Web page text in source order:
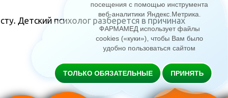
Детский психолог разберется в причинах
посещения с помощью инструмента
веб-аналитики Яндекс.Метрика
ФАРМАМЕД использует файлы
cookies («куки»), чтобы Вам было
удобно пользоваться сайтом
ТОЛЬКО ОБЯЗАТЕЛЬНЫЕ ПРИНЯТЬ